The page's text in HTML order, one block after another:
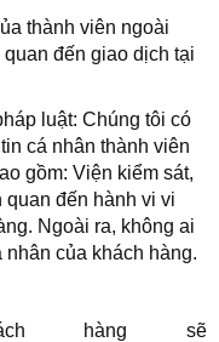
thành viên ngoài
đến giao dịch tại
luật: Chúng tôi có
cá nhân thành viên
gồm: Viện kiểm sát,
đến hành vi vi
Ngoài ra, không ai
của khách hàng.
hàng sẽ